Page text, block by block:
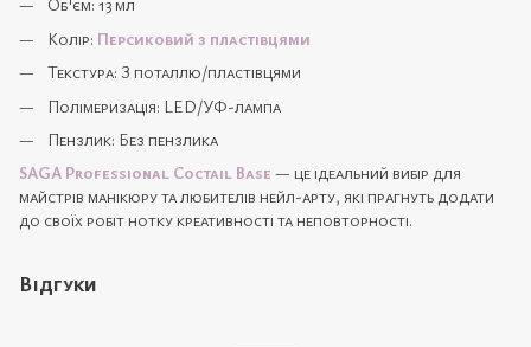
Об'єм: 13 мл
Колір: Персиковий з пластівцями
Текстура: З поталлю/пластівцями
Полімеризація: LED/УФ-лампа
Пензлик: Без пензлика
SAGA Professional Coctail Base — це ідеальний вибір для
майстрів манікюру та любителів нейл-арту, які прагнуть додати
до своїх робіт нотку креативності та неповторності.
Відгуки